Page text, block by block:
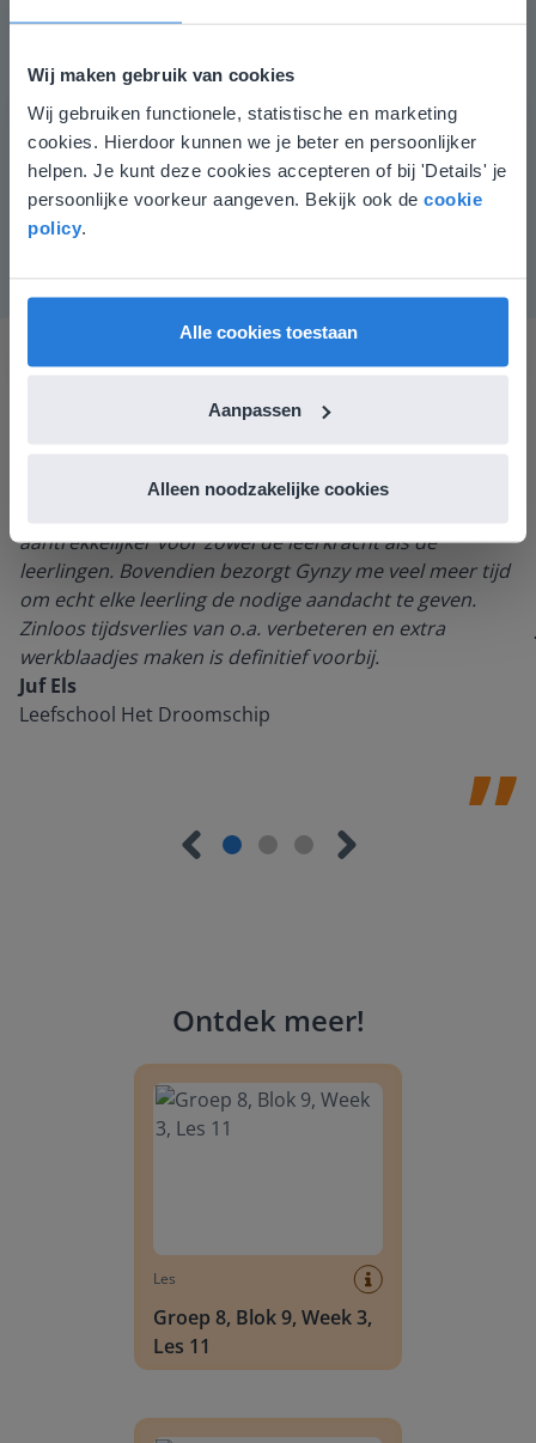
Wij maken gebruik van cookies
Wij gebruiken functionele, statistische en marketing
cookies. Hierdoor kunnen we je beter en persoonlijker
helpen. Je kunt deze cookies accepteren of bij 'Details' je
persoonlijke voorkeur aangeven. Bekijk ook de cookie
policy
Alle cookies toestaan
Aanpassen
Alleen noodzakelijke cookies
achter de komma is in centimeters. Vervolgens laat je
hen oefenen met het omrekenen van meters naar
centimeters.
Instructiemateriaal
Eventueel een afgedrukt metriek stelsel.
aantrekkelijker voor zowel de leerkracht als de
leerlingen. Bovendien bezorgt Gynzy me veel meer tijd
om echt elke leerling de nodige aandacht te geven.
Zinloos tijdsverlies van o.a. verbeteren en extra
werkblaadjes maken is definitief voorbij.
Juf Els
Leefschool Het Droomschip
Ontdek meer!
Les
Groep 8, Blok 9, Week 3,
Les 11
Deze website komt niet
overeen met je locatie
Gezien je locatie, denken we dat je misschien
liever naar de website voor English gaat. Hier
English
Vlaanderen